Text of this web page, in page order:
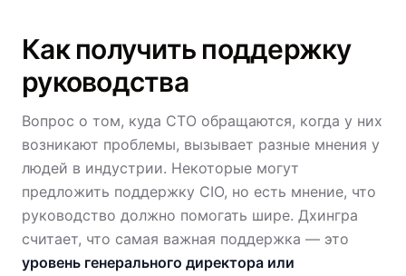
Как получить поддержку
руководства
Вопрос о том, куда CTO обращаются, когда у них
возникают проблемы, вызывает разные мнения у
людей в индустрии. Некоторые могут
предложить поддержку CIO, но есть мнение, что
руководство должно помогать шире. Дхингра
считает, что самая важная поддержка — это
уровень генерального директора или